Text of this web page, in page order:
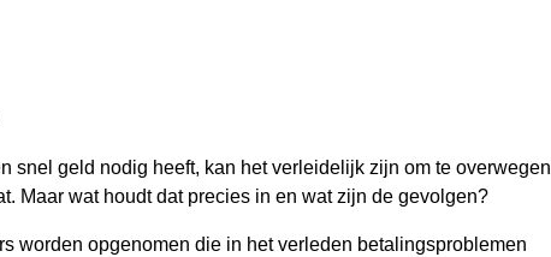
snel geld nodig heeft, kan het verleidelijk zijn om te overwegen
Maar wat houdt dat precies in en wat zijn de gevolgen?
worden opgenomen die in het verleden betalingsproblemen